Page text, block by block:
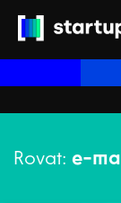
Rovat: e-